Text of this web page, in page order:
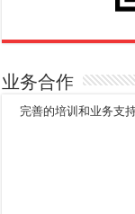
业务合作
完善的培训和业务支